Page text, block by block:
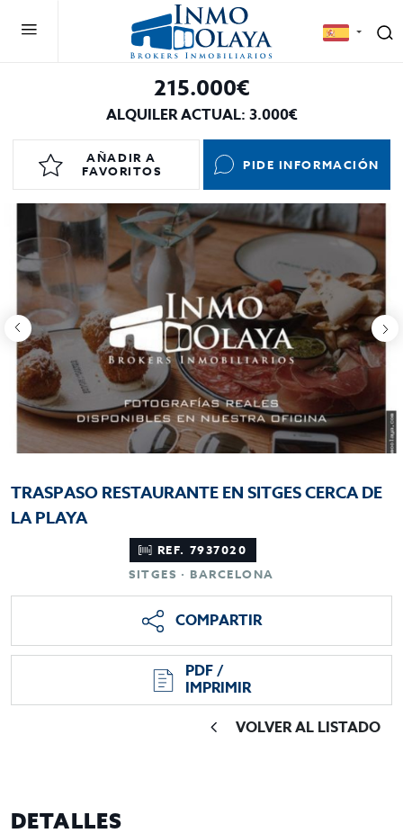
215.000€
ALQUILER ACTUAL: 3.000€
AÑADIR A
FAVORITOS
PIDE INFORMACIÓN
TRASPASO RESTAURANTE EN SITGES CERCA DE
LA PLAYA
REF. 7937020
SITGES · BARCELONA
COMPARTIR
PDF /
IMPRIMIR
VOLVER AL LISTADO
DETALLES